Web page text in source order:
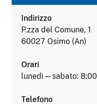
Indirizzo
P.zza del Comune, 1
60027 Osimo (An)
Orari
lunedì—sabato:
Telefono